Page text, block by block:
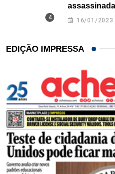
16/01/2023
EDIÇÃO IMPRESSA